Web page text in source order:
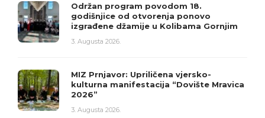
Održan program povodom 18.
godišnjice od otvorenja ponovo
izgrađene džamije u Kolibama Gornjim
3. Augusta 2026.
MIZ Prnjavor: Upriličena vjersko-
kulturna manifestacija “Dovište Mravica
2026”
3. Augusta 2026.